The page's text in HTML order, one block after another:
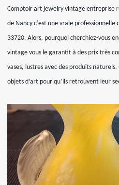
Comptoir art jewelry vintage entreprise
de Nancy c’est une vraie professionnelle
33720. Alors, pourquoi cherchiez-vous
vintage vous le garantit à des prix très
vases, lustres avec des produits
objets d’art pour qu’ils retrouvent leur